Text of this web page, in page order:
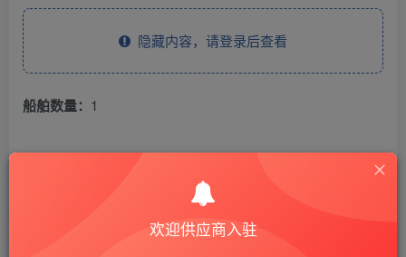
隐藏内容，请登录后查看
船舶数量： 1
THE END
欢迎供应商入驻